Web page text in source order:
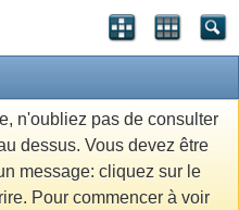
n'oubliez pas de consulter
dessus. Vous devez être
message: cliquez sur le
Pour commencer à voir